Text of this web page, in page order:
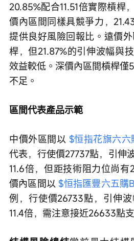
20.85%配合11.51倍實際槓桿
價內區間同樣具競爭力，
提供良好風險回報比。遠價
桿，但21.87%的引伸波幅與
效益較低。深價內區間槓桿僅
不足。
區間代表產品示範
中價外區間以 $恒指花旗六六
代表，行使價27737點，引伸
11.6倍，但距技術阻力位尚
價內區間以 $恒指匯豐六五購
例，行使價26733點，引伸
11.4倍，需注意接近26633點